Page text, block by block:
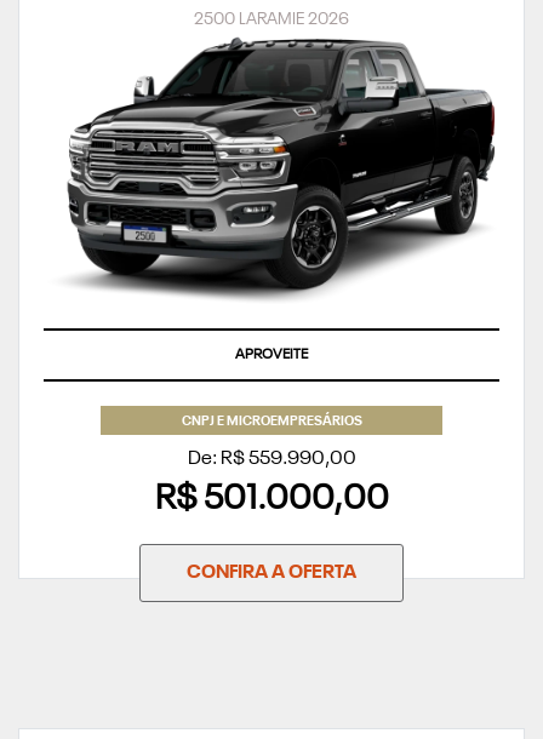
2500 LARAMIE 2026
APROVEITE
CNPJ E MICROEMPRESÁRIOS
De: R$ 559.990,00
R$ 501.000,00
CONFIRA A OFERTA